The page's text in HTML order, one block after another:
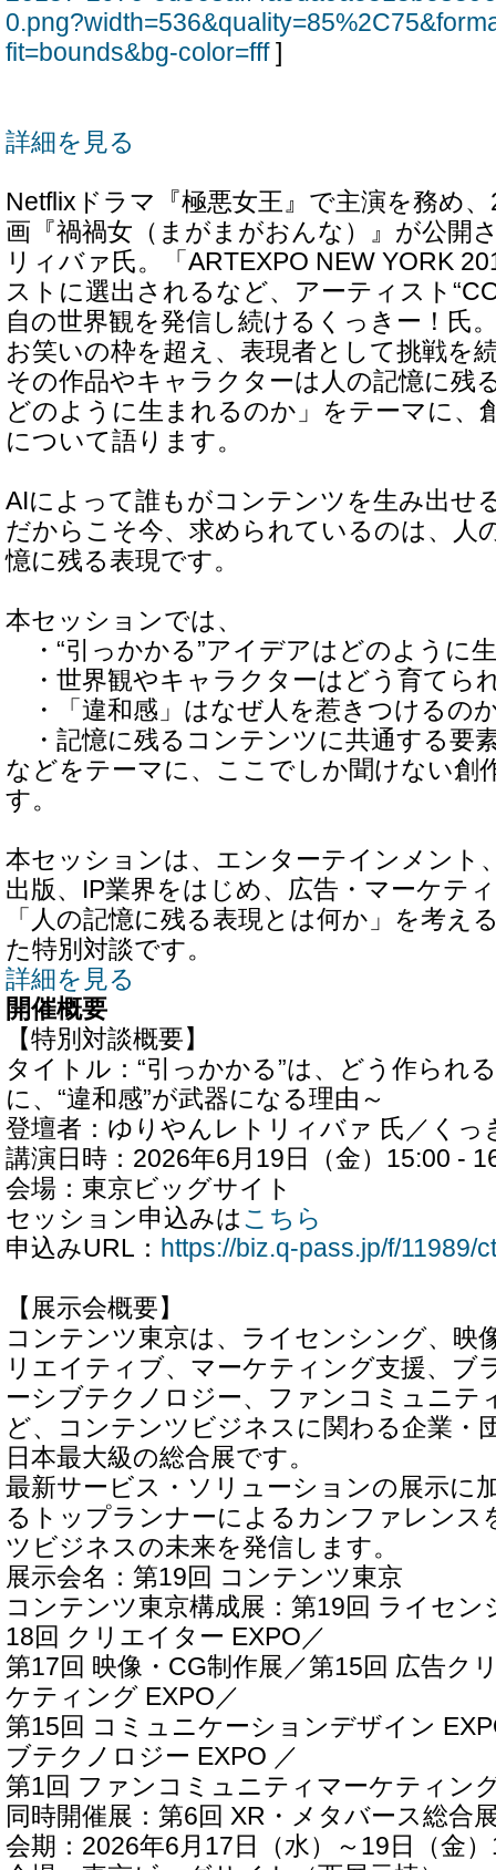
fit=bounds&bg-color=fff]
詳細を見る
Netflixドラマ『極悪女王』で主演を務め
画『禍禍女（まがまがおんな）』が公開
リィバァ氏。「ARTEXPO NEW YORK
ストに選出されるなど、アーティスト
自の世界観を発信し続けるくっきー！氏
お笑いの枠を超え、表現者として挑戦を
その作品やキャラクターは人の記憶に残
どのように生まれるのか」をテーマに、
について語ります。
AIによって誰もがコンテンツを生み出せ
だからこそ今、求められているのは、人
憶に残る表現です。
本セッションでは、
・“引っかかる”アイデアはどのように
・世界観やキャラクターはどう育てら
・「違和感」はなぜ人を惹きつけるの
・記憶に残るコンテンツに共通する要
などをテーマに、ここでしか聞けない創
す。
本セッションは、エンターテインメント
出版、IP業界をはじめ、広告・マーケテ
「人の記憶に残る表現とは何か」を考え
た特別対談です。
詳細を見る
開催概要
【特別対談概要】
タイトル：“引っかかる”は、どう作られ
に、“違和感”が武器になる理由～
登壇者：ゆりやんレトリィバァ 氏／くっ
講演日時：2026年6月19日（金）15:00 -
会場：東京ビッグサイト
セッション申込みはこちら
申込みURL： https://biz.q-pass.jp/f/11989/
【展示会概要】
コンテンツ東京は、ライセンシング、映
リエイティブ、マーケティング支援、ブ
ーシブテクノロジー、ファンコミュニテ
ど、コンテンツビジネスに関わる企業・
日本最大級の総合展です。
最新サービス・ソリューションの展示に
るトップランナーによるカンファレンス
ツビジネスの未来を発信します。
展示会名：第19回 コンテンツ東京
コンテンツ東京構成展：第19回 ライセ
18回 クリエイター EXPO／
第17回 映像・CG制作展／第15回 広告ク
ケティング EXPO／
第15回 コミュニケーションデザイン
ブテクノロジー EXPO ／
第1回 ファンコミュニティマーケティン
同時開催展：第6回 XR・メタバース総合
会期：2026年6月17日（水）～19日（金